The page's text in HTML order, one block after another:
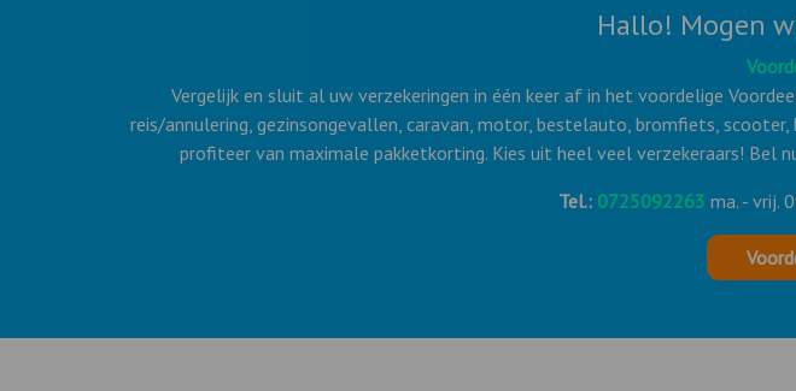
Hallo! Mogen
Vergelijk en sluit al uw verzekeringen in één keer af in het voordelige
reis/annulering, gezinsongevallen, caravan, motor, bestelauto, bromfiets,
profiteer van maximale pakketkorting. Kies uit heel veel verzekeraars!
Tel.: 0725092263 ma. - vrij.